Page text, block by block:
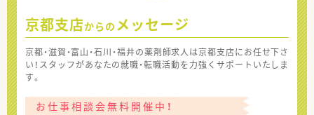
京都支店からの メッセージ
京都・滋賀・富山・石川・福井の薬剤師求人は京都支店にお任せ下さ
い！スタッフがあなたの就職・転職活動を力強くサポートいたしま
す。
お仕事相談会無料開催中！